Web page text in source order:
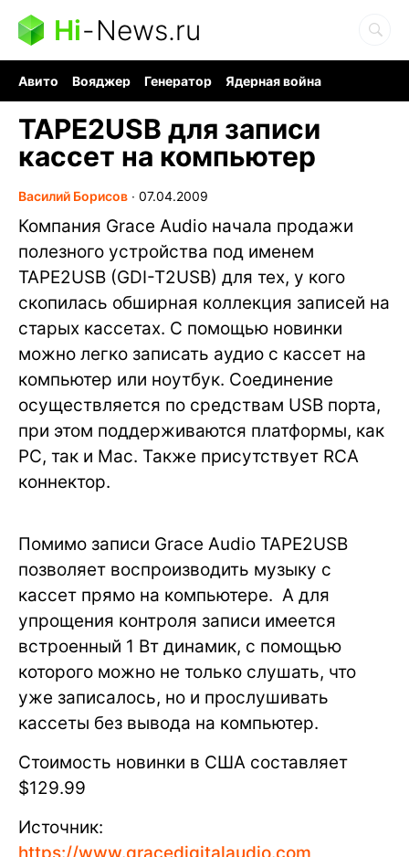
Hi-News.ru
Авито Вояджер Генератор
Ядерная война
TAPE2USB для записи
кассет на компьютер
Василий Борисов ∙ 07.04.2009
Компания Grace Audio начала продажи
полезного устройства под именем
TAPE2USB (GDI-T2USB) для тех, у кого
скопилась обширная коллекция записей на
старых кассетах. С помощью новинки
можно легко записать аудио с кассет на
компьютер или ноутбук. Соединение
осуществляется по средствам USB порта,
при этом поддерживаются платформы, как
PC, так и Mac. Также присутствует RCA
коннектор.
Помимо записи Grace Audio TAPE2USB
позволяет воспроизводить музыку с
кассет прямо на компьютере. А для
упрощения контроля записи имеется
встроенный 1 Вт динамик, с помощью
которого можно не только слушать, что
уже записалось, но и прослушивать
кассеты без вывода на компьютер.
Стоимость новинки в США составляет
$129.99
Источник: